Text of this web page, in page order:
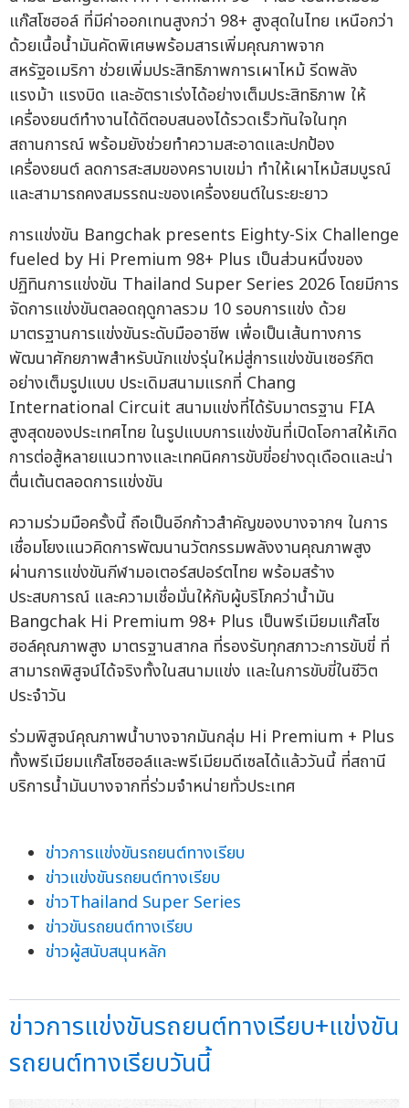
แก๊สโซฮอล์ ที่มีค่าออกเทนสูงกว่า 98+ สูงสุดในไทย เหนือกว่า
ด้วยเนื้อน้ำมันคัดพิเศษพร้อมสารเพิ่มคุณภาพจาก
สหรัฐอเมริกา ช่วยเพิ่มประสิทธิภาพการเผาไหม้ รีดพลัง
แรงม้า แรงบิด และอัตราเร่งได้อย่างเต็มประสิทธิภาพ ให้
เครื่องยนต์ทำงานได้ดีตอบสนองได้รวดเร็วทันใจในทุก
สถานการณ์ พร้อมยังช่วยทำความสะอาดและปกป้อง
เครื่องยนต์ ลดการสะสมของคราบเขม่า ทำให้เผาไหม้สมบูรณ์
และสามารถคงสมรรถนะของเครื่องยนต์ในระยะยาว
การแข่งขัน Bangchak presents Eighty-Six Challenge
fueled by Hi Premium 98+ Plus เป็นส่วนหนึ่งของ
ปฏิทินการแข่งขัน Thailand Super Series 2026 โดยมีการ
จัดการแข่งขันตลอดฤดูกาลรวม 10 รอบการแข่ง ด้วย
มาตรฐานการแข่งขันระดับมืออาชีพ เพื่อเป็นเส้นทางการ
พัฒนาศักยภาพสำหรับนักแข่งรุ่นใหม่สู่การแข่งขันเซอร์กิต
อย่างเต็มรูปแบบ ประเดิมสนามแรกที่ Chang
International Circuit สนามแข่งที่ได้รับมาตรฐาน FIA
สูงสุดของประเทศไทย ในรูปแบบการแข่งขันที่เปิดโอกาสให้เกิด
การต่อสู้หลายแนวทางและเทคนิคการขับขี่อย่างดุเดือดและน่า
ตื่นเต้นตลอดการแข่งขัน
ความร่วมมือครั้งนี้ ถือเป็นอีกก้าวสำคัญของบางจากฯ ในการ
เชื่อมโยงแนวคิดการพัฒนานวัตกรรมพลังงานคุณภาพสูง
ผ่านการแข่งขันกีฬามอเตอร์สปอร์ตไทย พร้อมสร้าง
ประสบการณ์ และความเชื่อมั่นให้กับผู้บริโภคว่าน้ำมัน
Bangchak Hi Premium 98+ Plus เป็นพรีเมียมแก๊สโซ
ฮอล์คุณภาพสูง มาตรฐานสากล ที่รองรับทุกสภาวะการขับขี่ ที่
สามารถพิสูจน์ได้จริงทั้งในสนามแข่ง และในการขับขี่ในชีวิต
ประจำวัน
ร่วมพิสูจน์คุณภาพน้ำบางจากมันกลุ่ม Hi Premium + Plus
ทั้งพรีเมียมแก๊สโซฮอล์และพรีเมียมดีเซลได้แล้ววันนี้ ที่สถานี
บริการน้ำมันบางจากที่ร่วมจำหน่ายทั่วประเทศ
ข่าวการแข่งขันรถยนต์ทางเรียบ
ข่าวแข่งขันรถยนต์ทางเรียบ
ข่าวThailand Super Series
ข่าวขันรถยนต์ทางเรียบ
ข่าวผู้สนับสนุนหลัก
ข่าวการแข่งขันรถยนต์ทางเรียบ+แข่งขัน
รถยนต์ทางเรียบวันนี้